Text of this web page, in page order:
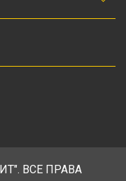
ВСЕ ПРАВА